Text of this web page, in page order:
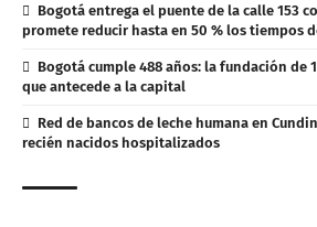
Bogotá entrega el puente de la calle 153
promete reducir hasta en 50 % los tiempos
Bogotá cumple 488 años: la fundación de
que antecede a la capital
Red de bancos de leche humana en
recién nacidos hospitalizados